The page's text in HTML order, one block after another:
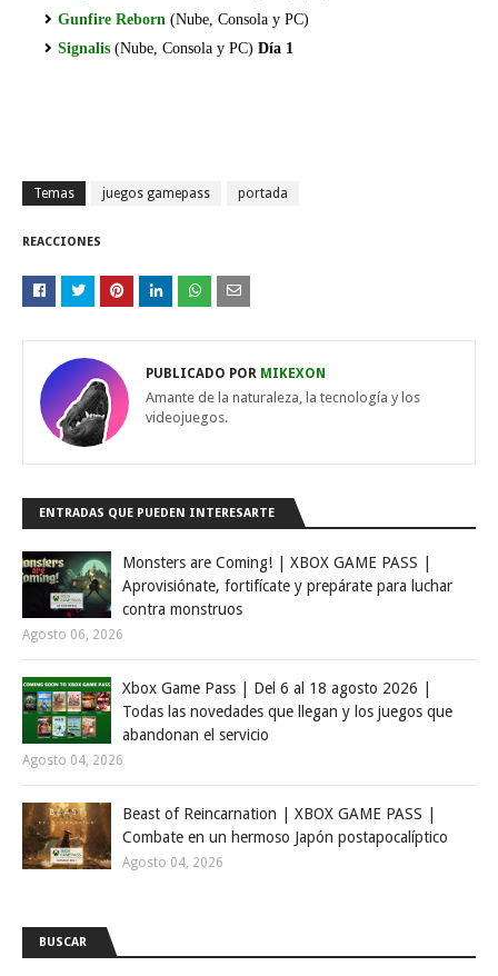
Gunfire Reborn (Nube, Consola y PC)
Signalis (Nube, Consola y PC) Día 1
Temas juegos gamepass portada
REACCIONES
PUBLICADO POR MIKEXON
Amante de la naturaleza, la tecnología y los
videojuegos.
ENTRADAS QUE PUEDEN INTERESARTE
Monsters are Coming! | XBOX GAME PASS |
Aprovisiónate, fortifícate y prepárate para luchar
contra monstruos
Agosto 06, 2026
Xbox Game Pass | Del 6 al 18 agosto 2026 |
Todas las novedades que llegan y los juegos que
abandonan el servicio
Agosto 04, 2026
Beast of Reincarnation | XBOX GAME PASS |
Combate en un hermoso Japón postapocalíptico
Agosto 04, 2026
BUSCAR